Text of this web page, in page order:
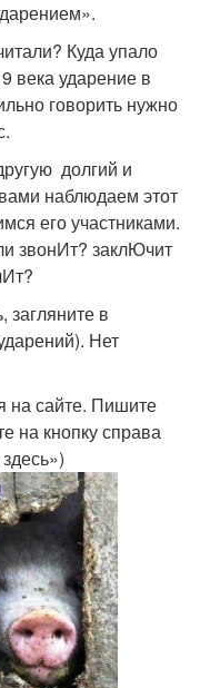
Куда упало
века ударение в
говорить нужно
долгий и
наблюдаем этот
его участниками.
звонИт? заклЮчит
загляните в
Нет
на сайте. Пишите
на кнопку справа